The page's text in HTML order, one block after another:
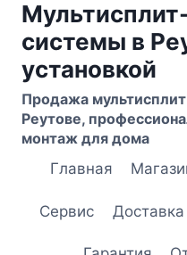
Перейти
системы в
установкой
Продажа
Реутове,
монтаж для дома
Главная
Сервис Доставка